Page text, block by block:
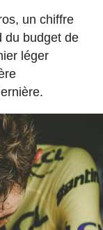
un chiffre
du budget de
léger